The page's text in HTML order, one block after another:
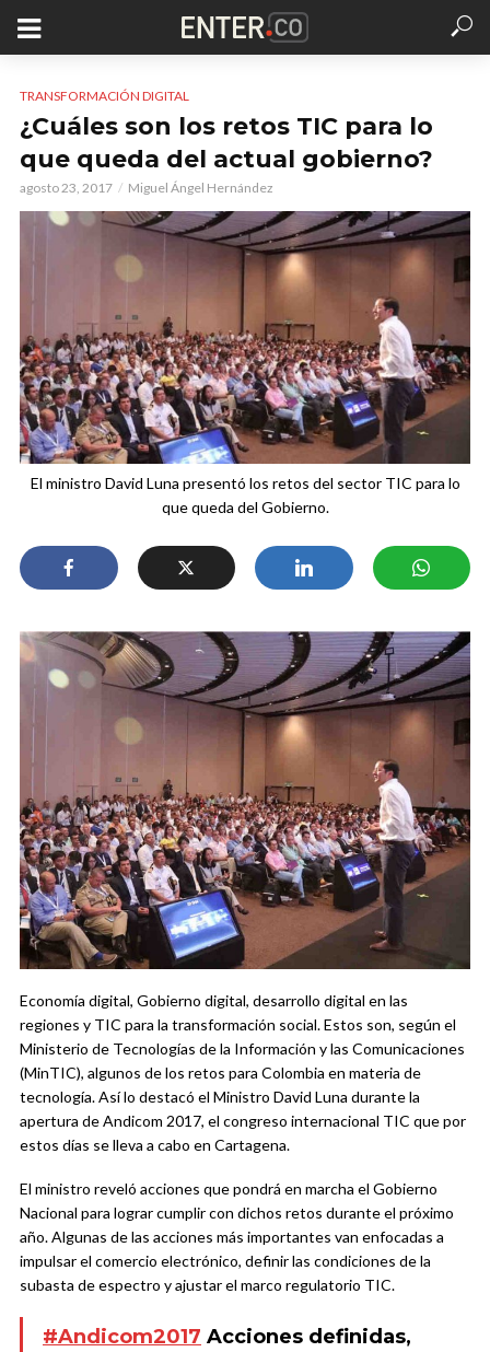
TRANSFORMACIÓN DIGITAL
¿Cuáles son los retos TIC para lo
que queda del actual gobierno?
agosto 23, 2017 Miguel Ángel Hernández
El ministro David Luna presentó los retos del sector TIC para lo
que queda del Gobierno.
Economía digital, Gobierno digital, desarrollo digital en las
regiones y TIC para la transformación social. Estos son, según el
Ministerio de Tecnologías de la Información y las Comunicaciones
(MinTIC), algunos de los retos para Colombia en materia de
tecnología. Así lo destacó el Ministro David Luna durante la
apertura de Andicom 2017, el congreso internacional TIC que por
estos días se lleva a cabo en Cartagena.
El ministro reveló acciones que pondrá en marcha el Gobierno
Nacional para lograr cumplir con dichos retos durante el próximo
año. Algunas de las acciones más importantes van enfocadas a
impulsar el comercio electrónico, definir las condiciones de la
subasta de espectro y ajustar el marco regulatorio TIC.
#Andicom2017 Acciones definidas,